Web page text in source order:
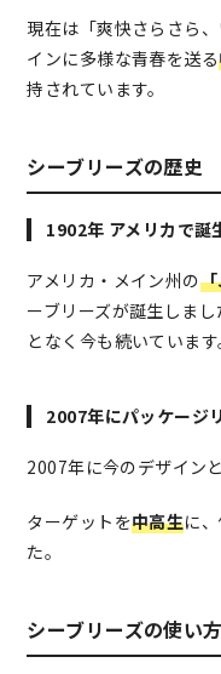
現在は「爽快さらさら
インに多様な青春を送る
持されています。
シーブリーズの歴史
1902年 アメリカで誕
アメリカ・メイン州の
ーブリーズが誕生しま
となく今も続いています
2007年にパッケージ
2007年に今のデザイン
ターゲットを中高生に
た。
シーブリーズの使い